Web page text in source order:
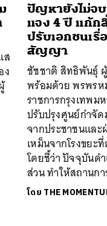
ส
ง
ปัญหายังไม่จ
แจง 4 ปี แก้ก
ปรับเอกชนเรื่
สัญญา
ชัชชาติ สิทธิพันธุ์
พร้อมด้วย พรพรห
ราชการกรุงเทพ
ปรับปรุงศูนย์กำจั
จากประชาชนแล
เหม็นจากโรงขย
โดยชี้ว่า ปัจจุบันด
ส่วน ทำให้สถานก
โดย THE